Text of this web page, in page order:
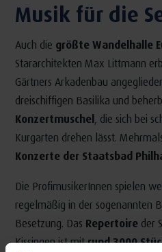
Musik für die
Auch die größte Wandelhalle
Stararchitekten Max Littmann
Gärtners Arkadenbau
dreischiffigen Basilika und
Konzertmuschel , die sich bei
Kurgarten drehen lässt.
Konzerte der Staatsbad
Die ProfimusikerInnen spielen
regelmäßig in der sogenannten
Besetzung. Das Repertoire der
Kissingen ist mitrund 3000